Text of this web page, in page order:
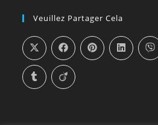
Veuillez Partager Cela